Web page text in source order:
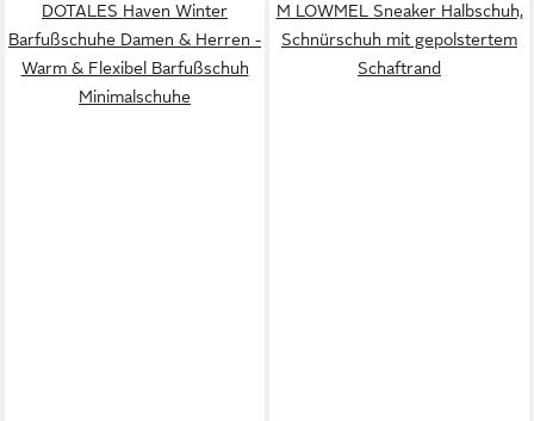
DOTALES Haven Winter
Barfußschuhe Damen & Herren -
Warm & Flexibel Barfußschuh
Minimalschuhe
M LOWMEL Sneaker Halbschuh,
Schnürschuh mit gepolstertem
Schaftrand